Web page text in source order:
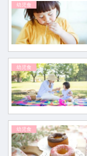
幼児食
幼児食
幼児食